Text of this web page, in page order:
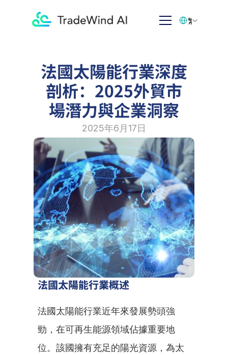
法國太陽能行業深度
剖析：2025外貿市
場潛力與企業洞察
2025年6月17日
法國太陽能行業概述
法國太陽能行業近年來發展勢頭強
勁，在可再生能源領域佔據重要地
位。該國擁有充足的陽光資源，為太
繁体中文